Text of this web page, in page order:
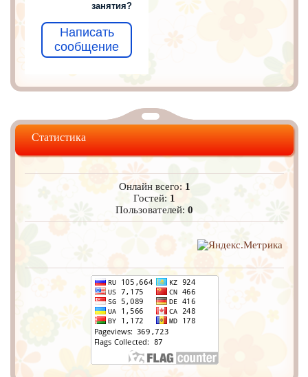
занятия?
Написать
сообщение
Статистика
Онлайн всего: 1
Гостей: 1
Пользователей:0